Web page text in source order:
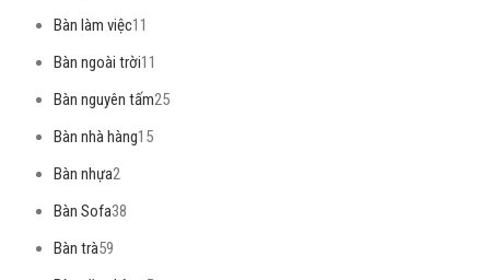
Bàn làm việc11
Bàn ngoài trời11
Bàn nguyên tấm25
Bàn nhà hàng15
Bàn nhựa2
Bàn Sofa38
Bàn trà59